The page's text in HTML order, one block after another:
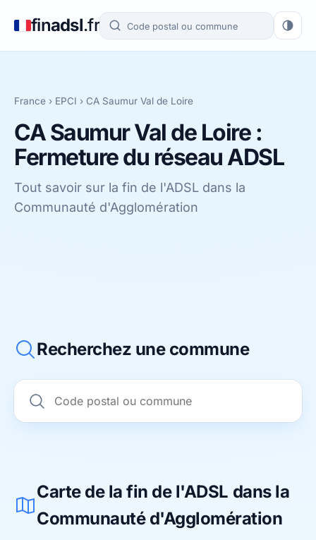
finadsl.fr
France › EPCI › CA Saumur Val de Loire
CA Saumur Val de Loire :
Fermeture du réseau ADSL
Tout savoir sur la fin de l'ADSL dans la
Communauté d'Agglomération
Recherchez une commune
Carte de la fin de l'ADSL dans la
Communauté d'Agglomération